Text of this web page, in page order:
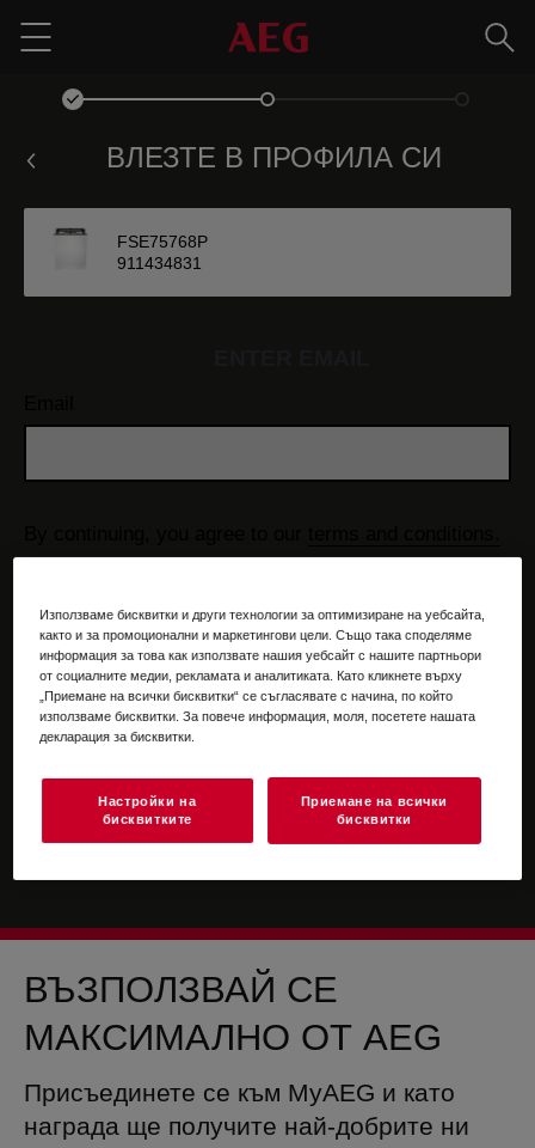
Menu
ВЛЕЗТЕ В ПРОФИЛА СИ
FSE75768P
911434831
data, please review ourdata protection statement
ВЪЗПОЛЗВАЙ СЕ
МАКСИМАЛНО ОТ AEG
Присъединете се към MyAEG и като
награда ще получите най-добрите ни
Използваме бисквитки и други технологии за оптимизиране на уебсайта,
както и за промоционални и маркетингови цели. Също така споделяме
информация за това как използвате нашия уебсайт с нашите партньори
от социалните медии, рекламата и аналитиката. Като кликнете върху
„Приемане на всички бисквитки“ се съгласявате с начина, по който
използваме бисквитки. За повече информация, моля, посетете нашата
декларация за бисквитки.
Настройки на
бисквитките
Приемане на всички
бисквитки